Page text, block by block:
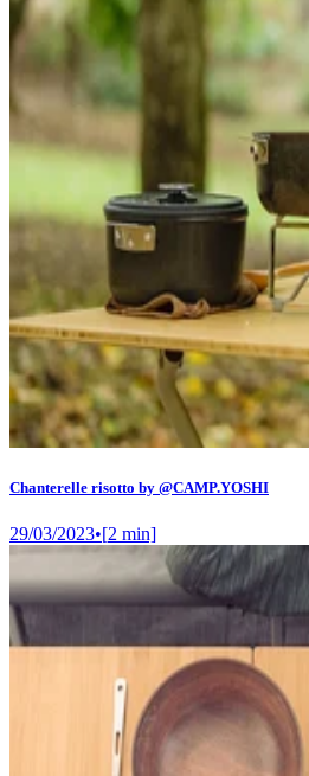
Chanterelle risotto by @CAMP.YOSHI
29/03/2023•[2 min]